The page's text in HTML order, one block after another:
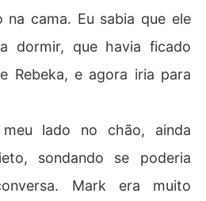
na cama. Eu sabia que ele
dormir, que havia ficado
Rebeka, e agora iria para
lado no chão, ainda
sondando se poderia
Mark era muito